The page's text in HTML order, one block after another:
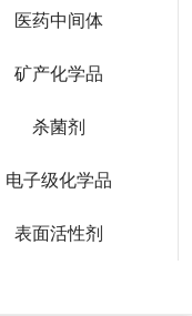
医药中间体
矿产化学品
杀菌剂
电子级化学品
表面活性剂